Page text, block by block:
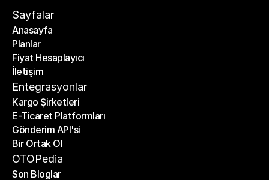
Sayfalar
Anasayfa
Anasayfa
Planlar
Planlar
Fiyat Hesaplayıcı
Fiyat Hesaplayıcı
İletişim
İletişim
Entegrasyonlar
Kargo Şirketleri
Kargo Şirketleri
E-Ticaret Platformları
E-Ticaret Platformları
Gönderim API'si
Gönderim API'si
Bir Ortak Ol
Bir Ortak Ol
OTOPedia
Son Bloglar